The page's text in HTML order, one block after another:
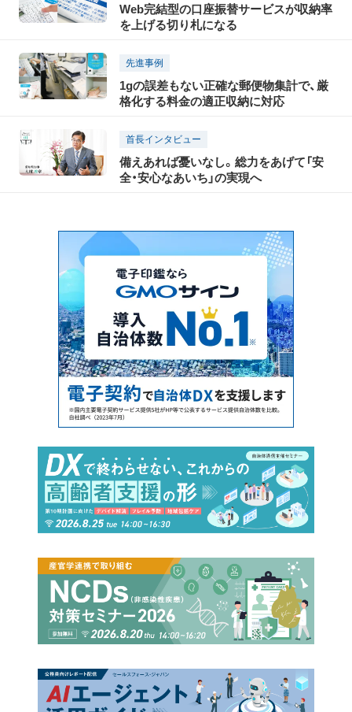
Web完結型の口座振替サービスが収納率
を上げる切り札になる
先進事例
1gの誤差もない正確な郵便物集計で、厳
格化する料金の適正収納に対応
首長インタビュー
備えあれば憂いなし。総力をあげて「安
全・安心なあいち」の実現へ